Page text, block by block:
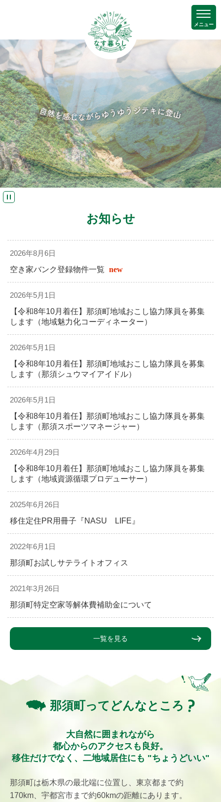
メニュー
お知らせ
一覧を見る
2026年8月6日
空き家バンク登録物件一覧 new
2026年5月1日
【令和8年10月着任】那須町地域おこし協力隊員を募集
します（地域魅力化コーディネーター）
2026年5月1日
【令和8年10月着任】那須町地域おこし協力隊員を募集
します（那須シュウマイアイドル）
2026年5月1日
【令和8年10月着任】那須町地域おこし協力隊員を募集
します（那須スポーツマネージャー）
2026年4月29日
【令和8年10月着任】那須町地域おこし協力隊員を募集
します（地域資源循環プロデューサー）
2025年6月26日
移住定住PR用冊子『NASU LIFE』
2022年6月1日
那須町お試しサテライトオフィス
2021年3月26日
那須町特定空家等解体費補助金について
那須町ってどんなところ
大自然に囲まれながら
都心からのアクセスも良好。
移住だけでなく、二地域居住にも "ちょうどいい"
那須町は栃木県の最北端に位置し、東京都まで約
170km、宇都宮市まで約60kmの距離にあります。